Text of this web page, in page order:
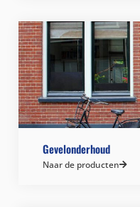
Gevelonderhoud
Naar de producten